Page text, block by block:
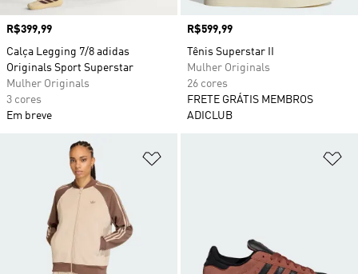
Preço
R$399,99
Calça Legging 7/8 adidas
Originals Sport Superstar
Mulher Originals
3 cores
Em breve
Preço
R$599,99
Tênis Superstar II
Mulher Originals
26 cores
FRETE GRÁTIS MEMBROS
ADICLUB